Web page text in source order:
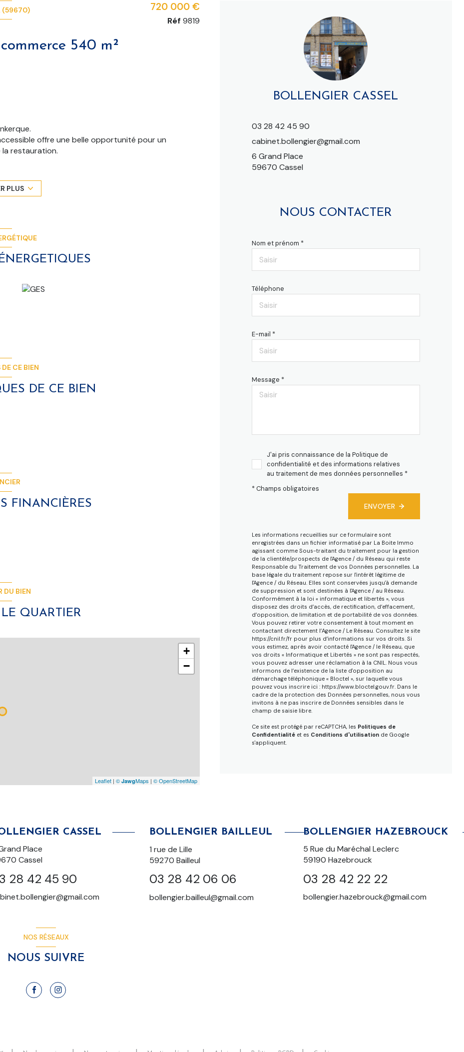
(59670)
Murs et fonds de commerce 540 m²
720 000 €
Réf 9819
offre une belle opportunité pour un
la restauration.
salle de réception avec son mobilier, d'un espace
d'environ 100 voitures.
permettant une reprise immédiate de l'activité.
sont disponibles sur le site
PLUS
CE BIEN
DE CE BIEN
FINANCIÈRES
DU BIEN
QUARTIER
+
−
Leaflet| © JawgMaps | © OpenStreetMap
BOLLENGIER CASSEL
03 28 42 45 90
cabinet.bollengier@gmail.com
6 Grand Place
59670 Cassel
NOUS CONTACTER
Nom et prénom *
Téléphone
E-mail *
Message *
J'ai pris connaissance de la Politique de
confidentialité et des informations relatives
au traitement de mes données personnelles *
* Champs obligatoires
ENVOYER
Les informations recueillies sur ce formulaire sont
enregistrées dans un fichier informatisé par La Boite Immo
agissant comme Sous-traitant du traitement pour la gestion
de la clientèle/prospects de l'Agence / du Réseau qui reste
Responsable du Traitement de vos Données personnelles. La
base légale du traitement repose sur l'intérêt légitime de
l'Agence / du Réseau. Elles sont conservées jusqu'à demande
de suppression et sont destinées à l'Agence / au Réseau.
Conformément à la loi « informatique et libertés », vous
disposez des droits d’accès, de rectification, d’effacement,
d’opposition, de limitation et de portabilité de vos données.
Vous pouvez retirer votre consentement à tout moment en
contactant directement l’Agence / Le Réseau. Consultez le site
https://cnil.fr/frpour plus d’informations sur vos droits. Si
vous estimez, après avoir contacté l'Agence / le Réseau, que
vos droits « Informatique et Libertés » ne sont pas respectés,
vous pouvez adresser une réclamation à la CNIL. Nous vous
informons de l’existence de la liste d'opposition au
démarchage téléphonique « Bloctel », sur laquelle vous
pouvez vous inscrire ici : https://www.bloctel.gouv.fr. Dans le
cadre de la protection des Données personnelles, nous vous
invitons à ne pas inscrire de Données sensibles dans le
champ de saisie libre.
Ce site est protégé par reCAPTCHA, les Politiques de
Confidentialitéet es Conditions d'utilisationde Google
s'appliquent.
CASSEL
Place
Cassel
28 42 45 90
BOLLENGIER BAILLEUL
1 rue de Lille
59270 Bailleul
03 28 42 06 06
bollengier.bailleul@gmail.com
BOLLENGIER HAZEBROUCK
5 Rue du Maréchal Leclerc
59190 Hazebrouck
03 28 42 22 22
bollengier.hazebrouck@gmail.com
NOS RÉSEAUX
NOUS SUIVRE